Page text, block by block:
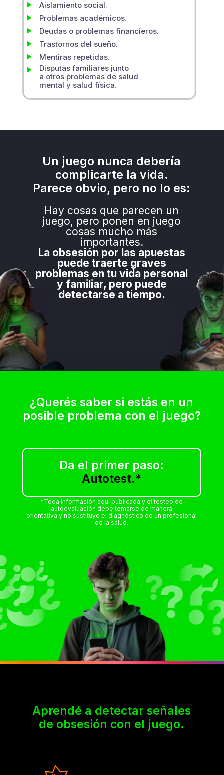
Aislamiento social.
Problemas académicos.
Deudas o problemas financieros.
Trastornos del sueño.
Mentiras repetidas.
Disputas familiares junto
a otros problemas de salud
mental y salud física.
Un juego nunca debería
complicarte la vida.
Parece obvio, pero no lo es:
Hay cosas que parecen un
juego, pero ponen en juego
cosas mucho más
importantes.
La obsesión por las apuestas
puede traerte graves
problemas en tu vida personal
y familiar, pero puede
detectarse a tiempo.
¿Querés saber si estás en un
posible problema con el juego?
Da el primer paso:
Autotest.*
*Toda información aquí publicada y el testeo de
autoevaluación debe tomarse de manera
orientativa y no sustituye el diagnóstico de un profesional
de la salud.
Aprendé a detectar señales
de obsesión con el juego.